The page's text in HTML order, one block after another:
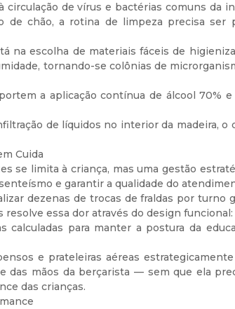
de vírus e bactérias comuns da
chão, a rotina de limpeza precisa ser
na escolha de materiais fáceis de
tornando-se colônias de
a aplicação contínua de álcool 70%
de líquidos no interior da madeira, o
Cuida
se limita à criança, mas uma gestão
e garantir a qualidade do
dezenas de trocas de fraldas por turno
essa dor através do design funcional:
calculadas para manter a postura da
e prateleiras aéreas
das mãos da berçarista — sem que ela
das crianças.